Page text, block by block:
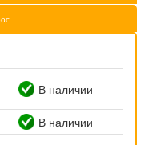
В наличии
В наличии